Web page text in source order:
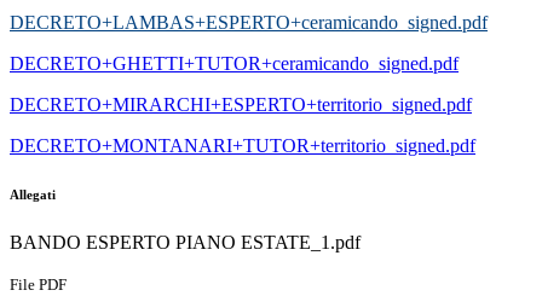
DECRETO+LAMBAS+ESPERTO+ceramicando_signed.pdf
DECRETO+GHETTI+TUTOR+ceramicando_signed.pdf
DECRETO+MIRARCHI+ESPERTO+territorio_signed.pdf
DECRETO+MONTANARI+TUTOR+territorio_signed.pdf
Allegati
BANDO ESPERTO PIANO ESTATE_1.pdf
File PDF